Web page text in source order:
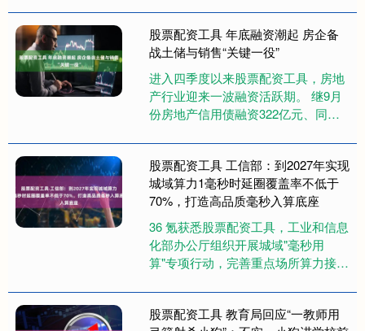
由18名曾在两党总统手....
股票配资工具 年底融资潮起 房企备
战土储与销售“关键一役”
进入四季度以来股票配资工具，房地
产行业迎来一波融资活跃期。 继9月
份房地产信用债融资322亿元、同比
地市场优质地块供应增加的背....
股票配资工具 工信部：到2027年实现
城域算力1毫秒时延圈覆盖率不低于
70%，打造高品质毫秒入算底座
36 氪获悉股票配资工具，工业和信息
化部办公厅组织开展城域"毫秒用
算"专项行动，完善重点场所算力接入
入点和产业园区等用户侧部署，....
股票配资工具 教育局回应“一教师用